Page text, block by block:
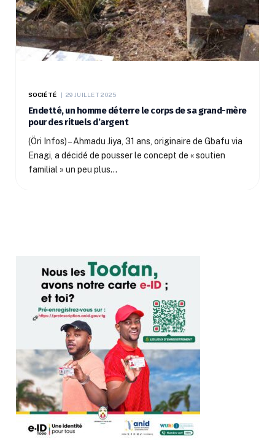
SOCIÉTÉ 29 JUILLET 2025
Endetté, un homme déterre le corps de sa grand-mère
pour des rituels d’argent
(Öri Infos) – Ahmadu Jiya, 31 ans, originaire de Gbafu via
Enagi, a décidé de pousser le concept de « soutien
familial » un peu plus…